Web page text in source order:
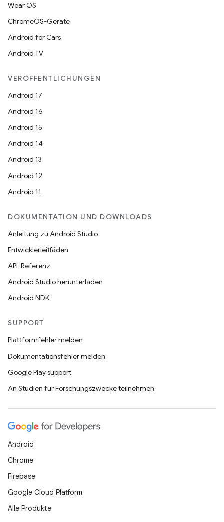
Wear OS
ChromeOS-Geräte
Android for Cars
Android TV
VERÖFFENTLICHUNGEN
Android 17
Android 16
Android 15
Android 14
Android 13
Android 12
Android 11
DOKUMENTATION UND DOWNLOADS
Anleitung zu Android Studio
Entwicklerleitfäden
API-Referenz
Android Studio herunterladen
Android NDK
SUPPORT
Plattformfehler melden
Dokumentationsfehler melden
Google Play support
An Studien für Forschungszwecke teilnehmen
Android
Chrome
Firebase
Google Cloud Platform
Alle Produkte